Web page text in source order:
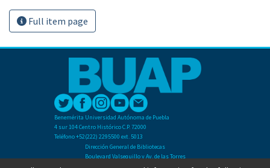
Full item page
Benemérita Universidad Autónoma de Puebla
4 sur 104 Centro Histórico C.P. 72000
Teléfono +52(222) 2295500 ext. 5013
Dirección General de Bibliotecas
Boulevard Valsequillo y Av. de las Torres
Ciudad Universitaria. Col. San Manuel